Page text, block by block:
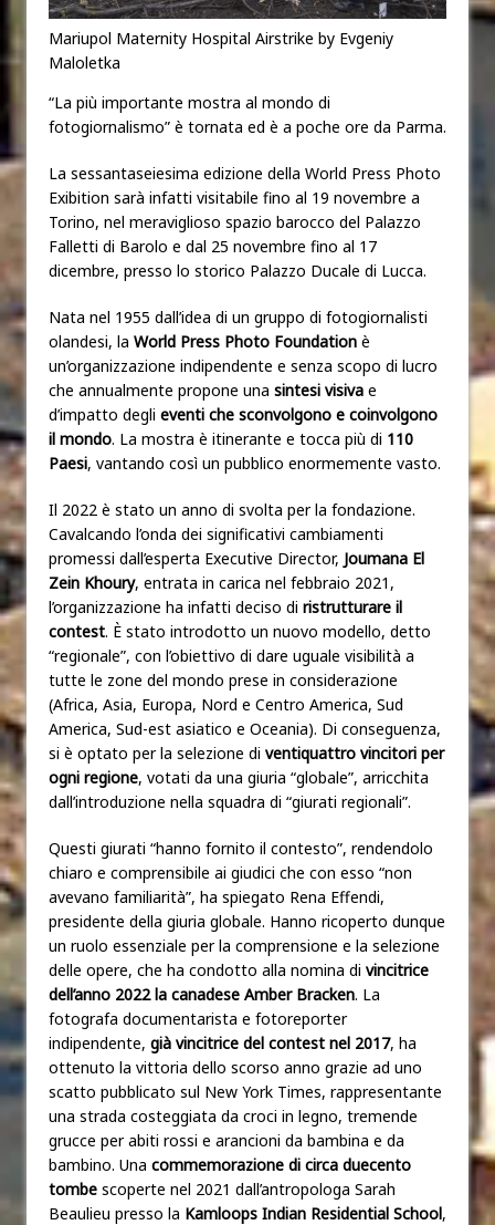
Mariupol Maternity Hospital Airstrike by Evgeniy
Maloletka
“La più importante mostra al mondo di
fotogiornalismo” è tornata ed è a poche ore da Parma.
La sessantaseiesima edizione della World Press Photo
Exibition sarà infatti visitabile fino al 19 novembre a
Torino, nel meraviglioso spazio barocco del Palazzo
Falletti di Barolo e dal 25 novembre fino al 17
dicembre, presso lo storico Palazzo Ducale di Lucca.
Nata nel 1955 dall’idea di un gruppo di fotogiornalisti
olandesi, la World Press Photo Foundation è
un’organizzazione indipendente e senza scopo di lucro
che annualmente propone una sintesi visiva e
d’impatto degli eventi che sconvolgono e coinvolgono
il mondo. La mostra è itinerante e tocca più di 110
Paesi, vantando così un pubblico enormemente vasto.
Il 2022 è stato un anno di svolta per la fondazione.
Cavalcando l’onda dei significativi cambiamenti
promessi dall’esperta Executive Director, Joumana El
Zein Khoury, entrata in carica nel febbraio 2021,
l’organizzazione ha infatti deciso di ristrutturare il
contest. È stato introdotto un nuovo modello, detto
“regionale”, con l’obiettivo di dare uguale visibilità a
tutte le zone del mondo prese in considerazione
(Africa, Asia, Europa, Nord e Centro America, Sud
America, Sud-est asiatico e Oceania). Di conseguenza,
si è optato per la selezione di ventiquattro vincitori per
ogni regione, votati da una giuria “globale”, arricchita
dall’introduzione nella squadra di “giurati regionali”.
Questi giurati “hanno fornito il contesto”, rendendolo
chiaro e comprensibile ai giudici che con esso “non
avevano familiarità”, ha spiegato Rena Effendi,
presidente della giuria globale. Hanno ricoperto dunque
un ruolo essenziale per la comprensione e la selezione
delle opere, che ha condotto alla nomina di vincitrice
dell’anno 2022 la canadese Amber Bracken. La
fotografa documentarista e fotoreporter
indipendente, già vincitrice del contest nel 2017, ha
ottenuto la vittoria dello scorso anno grazie ad uno
scatto pubblicato sul New York Times, rappresentante
una strada costeggiata da croci in legno, tremende
grucce per abiti rossi e arancioni da bambina e da
bambino. Una commemorazione di circa duecento
tombe scoperte nel 2021 dall’antropologa Sarah
Beaulieu presso la Kamloops Indian Residential School,